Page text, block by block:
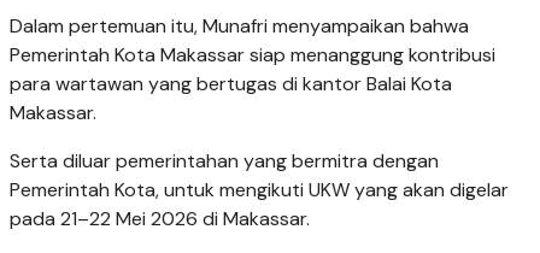
Dalam pertemuan itu, Munafri menyampaikan bahwa
Pemerintah Kota Makassar siap menanggung kontribusi
para wartawan yang bertugas di kantor Balai Kota
Makassar.
Serta diluar pemerintahan yang bermitra dengan
Pemerintah Kota, untuk mengikuti UKW yang akan digelar
pada 21–22 Mei 2026 di Makassar.